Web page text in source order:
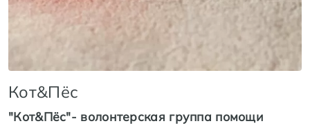
Кот&Пёс
"Кот&Пёс"- волонтерская группа помощи